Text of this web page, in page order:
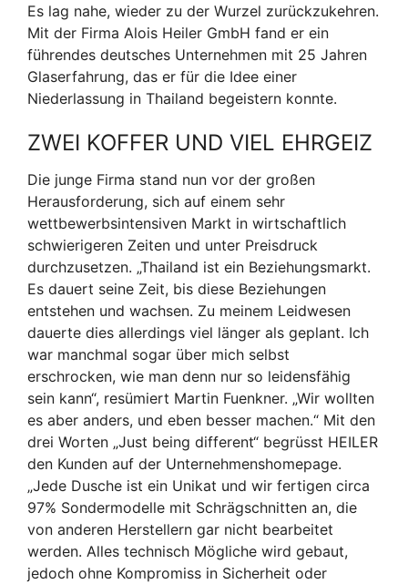
Es lag nahe, wieder zu der Wurzel zurückzukehren.
Mit der Firma Alois Heiler GmbH fand er ein
führendes deutsches Unternehmen mit 25 Jahren
Glaserfahrung, das er für die Idee einer
Niederlassung in Thailand begeistern konnte.
ZWEI KOFFER UND VIEL EHRGEIZ
Die junge Firma stand nun vor der großen
Herausforderung, sich auf einem sehr
wettbewerbsintensiven Markt in wirtschaftlich
schwierigeren Zeiten und unter Preisdruck
durchzusetzen. „Thailand ist ein Beziehungsmarkt.
Es dauert seine Zeit, bis diese Beziehungen
entstehen und wachsen. Zu meinem Leidwesen
dauerte dies allerdings viel länger als geplant. Ich
war manchmal sogar über mich selbst
erschrocken, wie man denn nur so leidensfähig
sein kann“, resümiert Martin Fuenkner. „Wir wollten
es aber anders, und eben besser machen.“ Mit den
drei Worten „Just being different“ begrüsst HEILER
den Kunden auf der Unternehmenshomepage.
„Jede Dusche ist ein Unikat und wir fertigen circa
97% Sondermodelle mit Schrägschnitten an, die
von anderen Herstellern gar nicht bearbeitet
werden. Alles technisch Mögliche wird gebaut,
jedoch ohne Kompromiss in Sicherheit oder